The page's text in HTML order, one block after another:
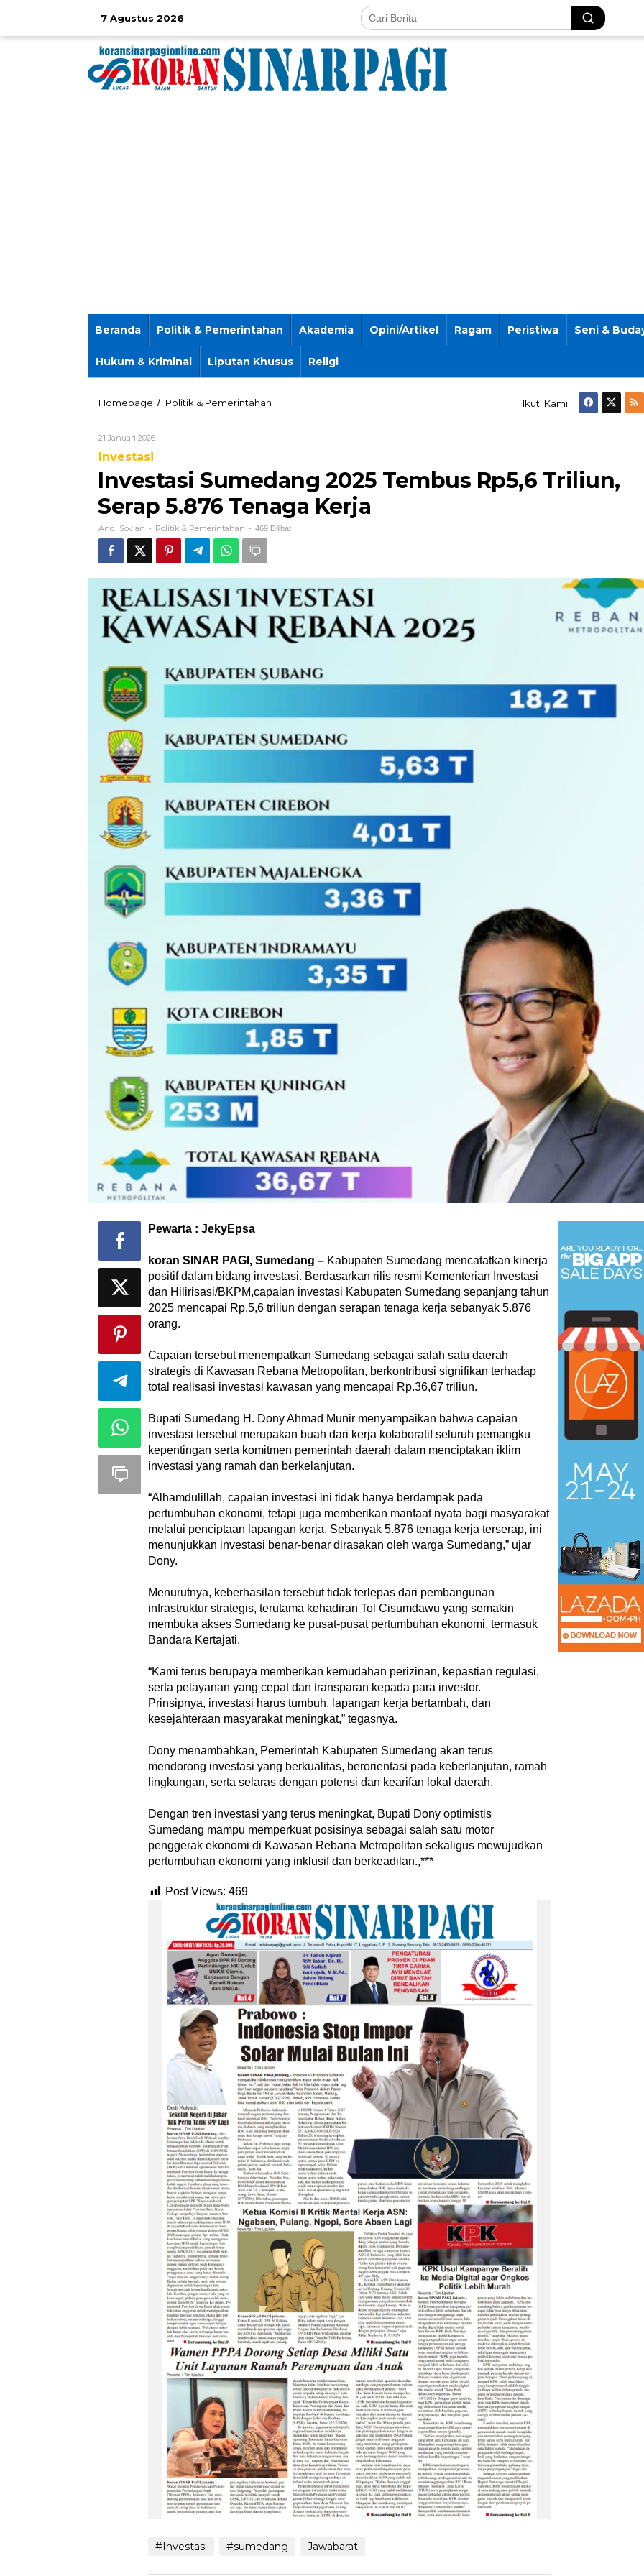
7 Agustus 2026
Beranda Politik & Pemerintahan Akademia Opini/Artikel Ragam Peristiwa Seni &
Hukum & Kriminal Liputan Khusus Religi
Homepage / Politik & Pemerintahan
Serap
Tenaga
Kerja
Ikuti Kami
21 Januari 2026Oleh
Investasi
‎Investasi Sumedang 2025 Tembus Rp5,6 Triliun,
Serap 5.876 Tenaga Kerja
Andi Sovian - Politik & Pemerintahan - 469 Dilihat
Pewarta : JekyEpsa
‎koran SINAR PAGI, Sumedang – Kabupaten Sumedang mencatatkan kinerja
positif dalam bidang investasi. Berdasarkan rilis resmi Kementerian Investasi
dan Hilirisasi/BKPM,capaian investasi Kabupaten Sumedang sepanjang tahun
2025 mencapai Rp.5,6 triliun dengan serapan tenaga kerja sebanyak 5.876
orang.
‎Capaian tersebut menempatkan Sumedang sebagai salah satu daerah
strategis di Kawasan Rebana Metropolitan, berkontribusi signifikan terhadap
total realisasi investasi kawasan yang mencapai Rp.36,67 triliun.
‎Bupati Sumedang H. Dony Ahmad Munir menyampaikan bahwa capaian
investasi tersebut merupakan buah dari kerja kolaboratif seluruh pemangku
kepentingan serta komitmen pemerintah daerah dalam menciptakan iklim
investasi yang ramah dan berkelanjutan.
‎“Alhamdulillah, capaian investasi ini tidak hanya berdampak pada
pertumbuhan ekonomi, tetapi juga memberikan manfaat nyata bagi masyarakat
melalui penciptaan lapangan kerja. Sebanyak 5.876 tenaga kerja terserap, ini
menunjukkan investasi benar-benar dirasakan oleh warga Sumedang,” ujar
Dony.
‎Menurutnya, keberhasilan tersebut tidak terlepas dari pembangunan
infrastruktur strategis, terutama kehadiran Tol Cisumdawu yang semakin
membuka akses Sumedang ke pusat-pusat pertumbuhan ekonomi, termasuk
Bandara Kertajati.
‎“Kami terus berupaya memberikan kemudahan perizinan, kepastian regulasi,
serta pelayanan yang cepat dan transparan kepada para investor.
‎Prinsipnya, investasi harus tumbuh, lapangan kerja bertambah, dan
kesejahteraan masyarakat meningkat,” tegasnya.
‎Dony menambahkan, Pemerintah Kabupaten Sumedang akan terus
mendorong investasi yang berkualitas, berorientasi pada keberlanjutan, ramah
lingkungan, serta selaras dengan potensi dan kearifan lokal daerah.
‎Dengan tren investasi yang terus meningkat, Bupati Dony optimistis
Sumedang mampu memperkuat posisinya sebagai salah satu motor
penggerak ekonomi di Kawasan Rebana Metropolitan sekaligus mewujudkan
pertumbuhan ekonomi yang inklusif dan berkeadilan.,***
Post Views: 469
#Investasi #sumedang Jawabarat
Menjadi Guru Inspiratif dan
Menyenangkan
‎Bupati Tekankan Penguatan
Ngalaksa 2026
‎Bupati Dony Dorong Dewan